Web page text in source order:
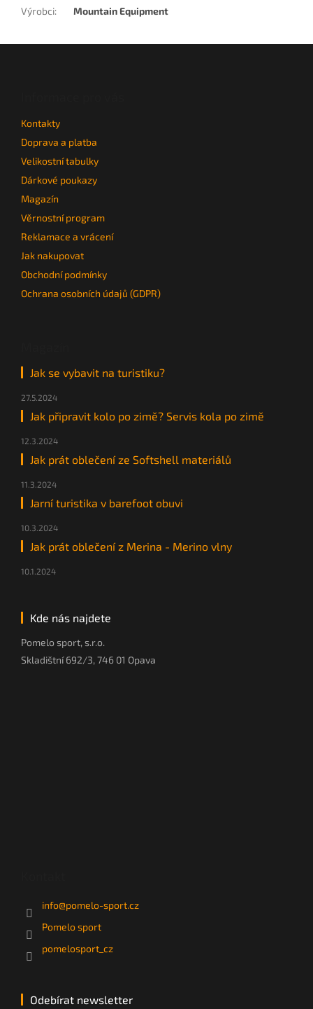
Výrobci: Mountain Equipment
Kontakty
Doprava a platba
Velikostní tabulky
Dárkové poukazy
Magazín
Věrnostní program
Reklamace a vrácení
Jak nakupovat
Obchodní podmínky
Ochrana osobních údajů (GDPR)
Jak se vybavit na turistiku?
27.5.2024
Jak připravit kolo po zimě? Servis kola po zimě
12.3.2024
Jak prát oblečení ze Softshell materiálů
11.3.2024
Jarní turistika v barefoot obuvi
10.3.2024
Jak prát oblečení z Merina - Merino vlny
10.1.2024
Kde nás najdete
Pomelo sport, s.r.o.
Skladištní 692/3, 746 01 Opava
info@pomelo-sport.cz
Pomelo sport
pomelosport_cz
Odebírat newsletter